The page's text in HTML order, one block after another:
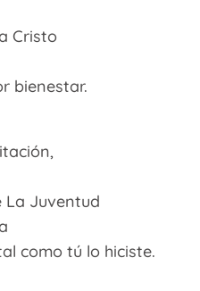
Cristo
bienestar.
La Juventud
como tú lo hiciste.